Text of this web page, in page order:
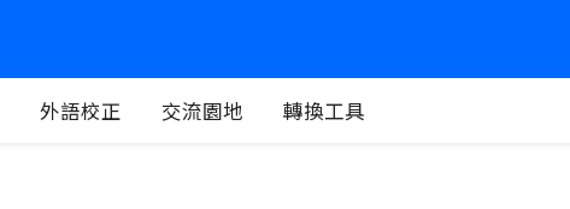
外語校正 交流園地 轉換工具